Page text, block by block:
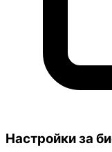
Настройки за